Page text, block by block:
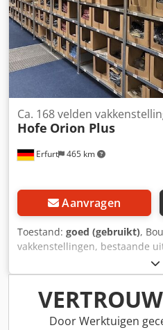
Erfurt 465 km
Ca. 168 velden
Hofe Orion Plus
Aanvragen
Toestand: goed (gebruikt),
vakkenstellingen, bestaande
diepte 0,80 m, framehoogte
locatie (exclusief btw),
Per basiselement (met 2
uitbreidingselement (1 frame
uitbreidingselementen: € 79,-
Door Werktuigen